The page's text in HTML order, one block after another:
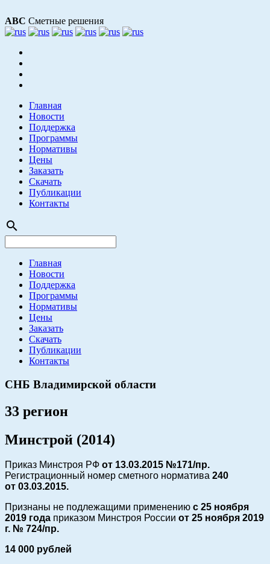
АВС Сметные решения
Главная
Новости
Поддержка
Программы
Нормативы
Цены
Заказать
Скачать
Публикации
Контакты
search
Главная
Новости
Поддержка
Программы
Нормативы
Цены
Заказать
Скачать
Публикации
Контакты
СНБ Владимирской области
33 регион
Минстрой (2014)
Приказ Минстроя РФ от 13.03.2015 №171/пр.
Регистрационный номер сметного норматива 240
от 03.03.2015.
Признаны не подлежащими применению с 25 ноября
2019 года приказом Минстроя России от 25 ноября 2019
г. № 724/пр.
14 000 рублей